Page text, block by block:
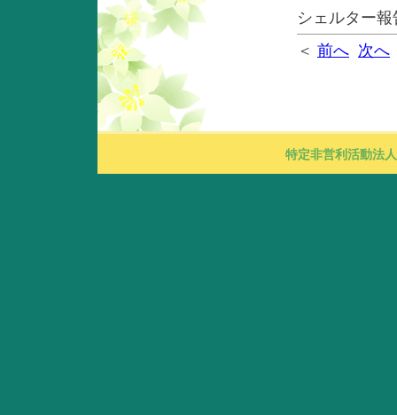
シェルター
＜ 前へ 次へ
特定非営利活動法